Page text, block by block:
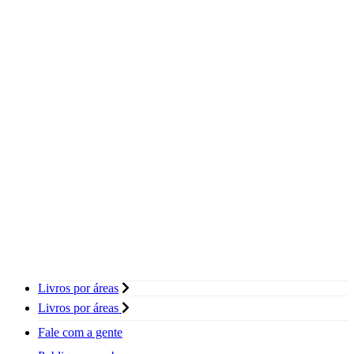
Livros por áreas
Livros por áreas
Fale com a gente